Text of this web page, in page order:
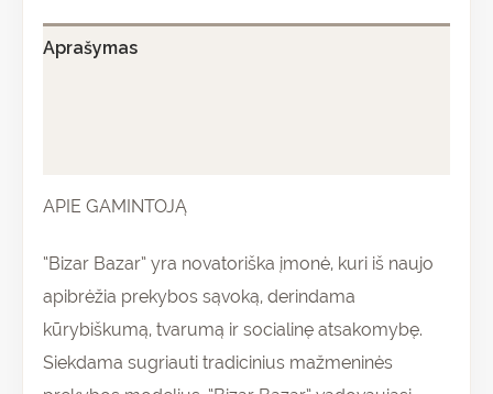
Aprašymas
APIE GAMINTOJĄ
“Bizar Bazar” yra novatoriška įmonė, kuri iš naujo
apibrėžia prekybos sąvoką, derindama
kūrybiškumą, tvarumą ir socialinę atsakomybę.
Siekdama sugriauti tradicinius mažmeninės